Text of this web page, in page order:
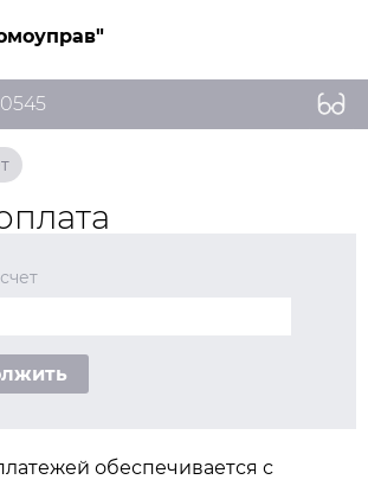
обеспечивается с